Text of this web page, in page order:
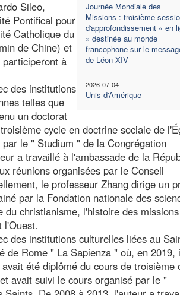
Journée Mondiale des
Missions : troisième
d'approfondissement « en
» destinée au monde
francophone sur le
de Léon XIV
2026-07-04
Unis d'Amérique
Sileo,
Pontifical pour
Catholique du
de Chine) et
participeront à
des institutions
telles que
un doctorat
cycle en doctrine sociale de
le " Studium " de la Congrégation
a travaillé à l'ambassade de la
réunions organisées par le Conseil
le professeur Zhang dirige un
par la Fondation nationale des
christianisme, l'histoire des missions
l'Ouest.
des institutions culturelles liées au
de Rome " La Sapienza " où, en 2019,
été diplômé du cours de troisième
avait suivi le cours organisé par le "